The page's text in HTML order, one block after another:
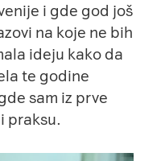
i gde god još
na koje ne bih
ideju kako da
te godine
sam iz prve
praksu.